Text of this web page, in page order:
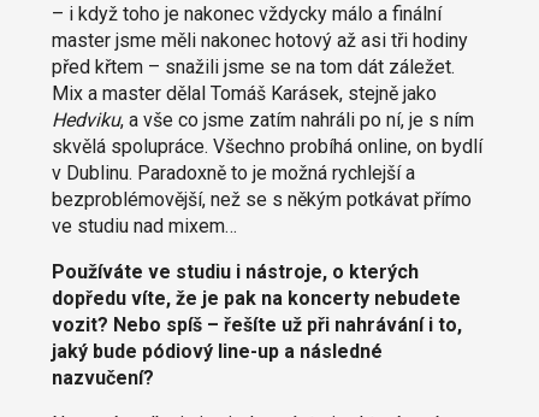
– i když toho je nakonec vždycky málo a finální
master jsme měli nakonec hotový až asi tři hodiny
před křtem – snažili jsme se na tom dát záležet.
Mix a master dělal Tomáš Karásek, stejně jako
Hedviku, a vše co jsme zatím nahráli po ní, je s ním
skvělá spolupráce. Všechno probíhá online, on bydlí
v Dublinu. Paradoxně to je možná rychlejší a
bezproblémovější, než se s někým potkávat přímo
ve studiu nad mixem…
Používáte ve studiu i nástroje, o kterých
dopředu víte, že je pak na koncerty nebudete
vozit? Nebo spíš – řešíte už při nahrávání i to,
jaký bude pódiový line-up a následné
nazvučení?